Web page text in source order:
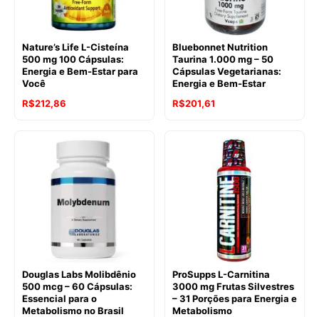
Nature’s Life L-Cisteína
500 mg 100 Cápsulas:
Energia e Bem-Estar para
Você
R$212,86
Bluebonnet Nutrition
Taurina 1.000 mg – 50
Cápsulas Vegetarianas:
Energia e Bem-Estar
R$201,61
Douglas Labs Molibdênio
500 mcg – 60 Cápsulas:
Essencial para o
Metabolismo no Brasil
ProSupps L-Carnitina
3000 mg Frutas Silvestres
– 31 Porções para Energia e
Metabolismo